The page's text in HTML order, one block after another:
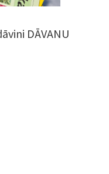
DĀVANU